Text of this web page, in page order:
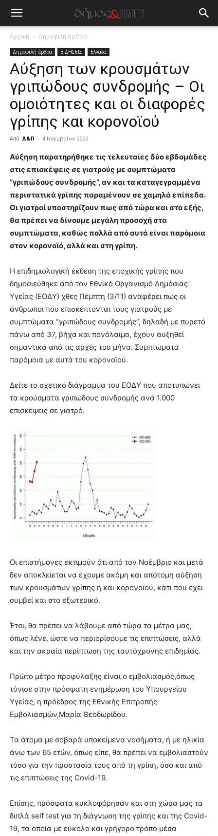
Αρχική Δημοφιλή άρθρα
Δημοφιλή άρθρα ΕΙΔΗΣΕΙΣ Ελλαδα
Αύξηση των κρουσμάτων
γριπώδους συνδρομής – Οι
ομοιότητες και οι διαφορές
γρίπης και κορονοϊού
Από Δ&Π - 4 Νοεμβρίου 2022
blonde
lesbians
very
hot
cam
show.desi
xxx
lyons
teaches
the
meaning
of
pain.
pornhun
hd
porn
Αύξηση παρατηρήθηκε τις τελευταίες δύο εβδομάδες
στις επισκέψεις σε γιατρούς με συμπτώματα
“γριπώδους συνδρομής”, αν και τα καταγεγραμμένα
περιστατικά γρίπης παραμένουν σε χαμηλά επίπεδα.
Οι γιατροί υποστηρίζουν πως από τώρα και στο εξής,
θα πρέπει να δίνουμε μεγάλη προσοχή στα
συμπτώματα, καθώς πολλά από αυτά είναι παρόμοια
στον κορονοϊό, αλλά και στη γρίπη.
H επιδημιολογική έκθεση της εποχικής γρίπης που
δημοσιεύθηκε από τον Εθνικό Οργανισμό Δημόσιας
Υγείας (ΕΟΔΥ) χθες Πέμπτη (3/11) αναφέρει πως οι
άνθρωποι που επισκέπτονται τους γιατρούς με
συμπτώματα “γριπώδους συνδρομής”, δηλαδή με πυρετό
πάνω από 37, βήχα και πονόλαιμο, έχουν αυξηθεί
σημαντικά από τις αρχές του μήνα. Συμπτώματα
παρόμοια με αυτά του κορονοϊού.
Δείτε το σχετικό διάγραμμα του ΕΟΔΥ που αποτυπώνει
τα κρούσματα γριπώδους συνδρομής ανά 1.000
επισκέψεις σε γιατρό.
Οι επιστήμονες εκτιμούν ότι από τον Νοέμβριο και μετά
δεν αποκλείεται να έχουμε ακόμη και απότομη αύξηση
των κρουσμάτων γρίπης ή και κορονοϊού, κάτι που έχει
συμβεί και στο εξωτερικό.
Έτσι, θα πρέπει να λάβουμε από τώρα τα μέτρα μας,
όπως λένε, ώστε να περιορίσουμε τις επιπτώσεις, αλλά
και την ακραία περίπτωση της ταυτόχρονης επιδημίας.
Πρώτο μέτρο προφύλαξης είναι ο εμβολιασμός,όπως
τόνισε στην πρόσφατη ενημέρωση του Υπουργείου
Υγείας, η πρόεδρος της Εθνικής Επιτροπής
Εμβολιασμών,Μαρία Θεοδωρίδου.
Τα άτομα με σοβαρά υποκείμενα νοσήματα, ή με ηλικία
άνω των 65 ετών, όπως είπε, θα πρέπει να εμβολιαστούν
τόσο για την προστασία τους από τη γρίπη, όσο και από
τις επιπτώσεις της Covid-19.
Επίσης, πρόσφατα κυκλοφόρησαν και στη χώρα μας τα
διπλά self test για τη διάγνωση της γρίπης και της Covid-
19, τα οποία με εύκολο και γρήγορο τρόπο μέσα